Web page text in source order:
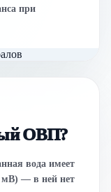
при
ОВП?
вода имеет
мВ) — в ней нет